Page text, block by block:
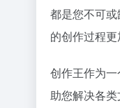
都是您不可
的创作过程更
创作王作为
助您解决各